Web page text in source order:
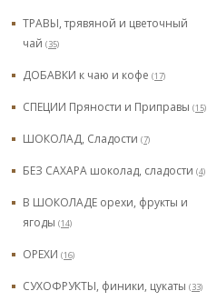
ТРАВЫ, трявяной и цветочный
чай (35)
ДОБАВКИ к чаю и кофе (17)
СПЕЦИИ Пряности и Приправы (15)
ШОКОЛАД, Сладости (7)
БЕЗ САХАРА шоколад, сладости (4)
В ШОКОЛАДЕ орехи, фрукты и
ягоды (14)
ОРЕХИ (16)
СУХОФРУКТЫ, финики, цукаты (33)